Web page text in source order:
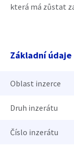
která má zůstat
Základní údaje
Oblast inzerce
Druh inzerátu
Číslo inzerátu